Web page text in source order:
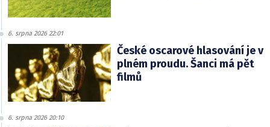
6. srpna 2026 22:01
České oscarové hlasování je v
plném proudu. Šanci má pět
filmů
6. srpna 2026 20:10